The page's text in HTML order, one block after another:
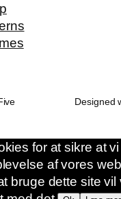
Designed
for at sikre at
af vores
bruge dette site vil